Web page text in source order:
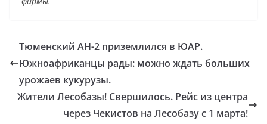
Тюменский АН-2 приземлился в ЮАР.
Южноафриканцы рады: можно ждать больших
урожаев кукурузы.
Жители Лесобазы! Свершилось. Рейс из центра
через Чекистов на Лесобазу с 1 марта!